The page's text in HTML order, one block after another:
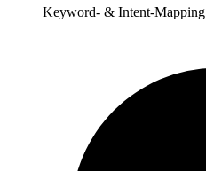
Keyword- & Intent-Mapping